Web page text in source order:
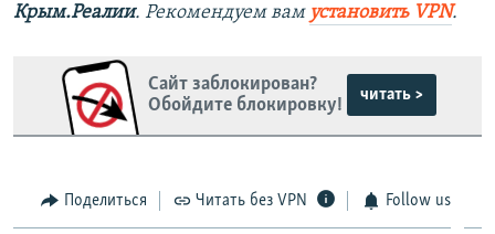
Крым.Реалии. Рекомендуем вам установить VPN.
Сайт заблокирован?
Обойдите блокировку!
читать >
Поделиться Читать без VPN Follow us